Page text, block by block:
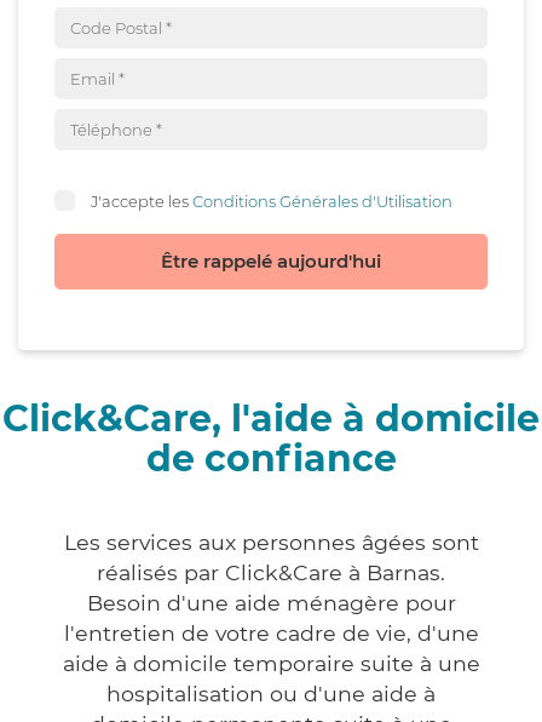
J'accepte lesConditions Générales d'Utilisation
Être rappelé aujourd'hui
Click&Care, l'aide à domicile
de confiance
Les services aux personnes âgées sont
réalisés par Click&Care à Barnas.
Besoin d'une aide ménagère pour
l'entretien de votre cadre de vie, d'une
aide à domicile temporaire suite à une
hospitalisation ou d'une aide à